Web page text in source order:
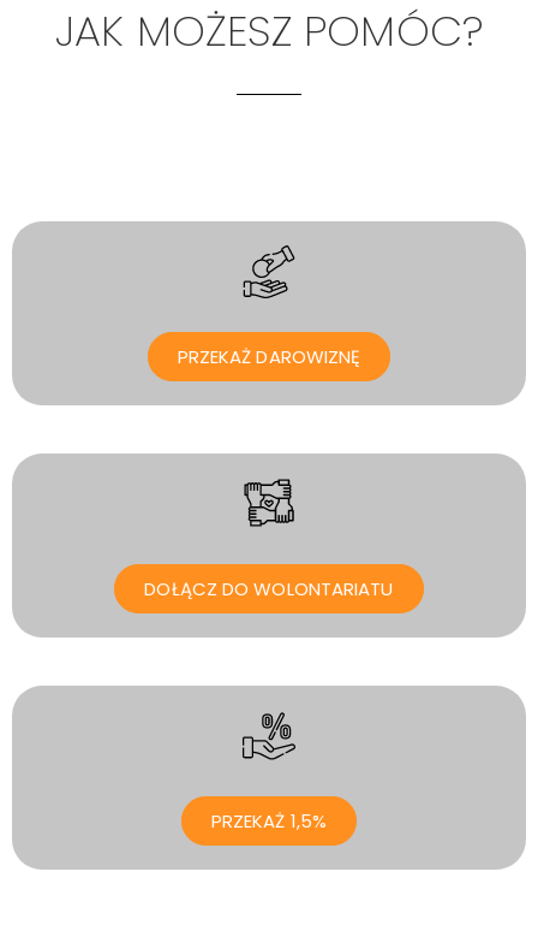
JAK MOŻESZ POMÓC?
PRZEKAŻ DAROWIZNĘ
DOŁĄCZ DO WOLONTARIATU
PRZEKAŻ 1,5%